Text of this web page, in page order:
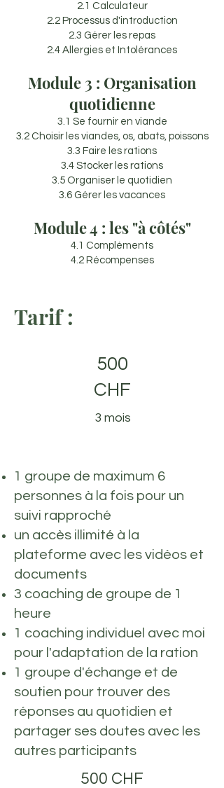
2.1 Calculateur
2.2 Processus d'introduction
2.3 Gérer les repas
2.4 Allergies et Intolérances
Module 3 : Organisation
quotidienne
3.1 Se fournir en viande
3.2 Choisir les viandes, os, abats, poissons
3.3 Faire les rations
3.4 Stocker les rations
3.5 Organiser le quotidien
3.6 Gérer les vacances
Module 4 : les "à côtés"
4.1 Compléments
4.2 Récompenses
Tarif :
500
CHF
3 mois
1 groupe de maximum 6
personnes à la fois pour un
suivi rapproché
un accès illimité à la
plateforme avec les vidéos et
documents
3 coaching de groupe de 1
heure
1 coaching individuel avec moi
pour l'adaptation de la ration
1 groupe d'échange et de
soutien pour trouver des
réponses au quotidien et
partager ses doutes avec les
autres participants
500 CHF